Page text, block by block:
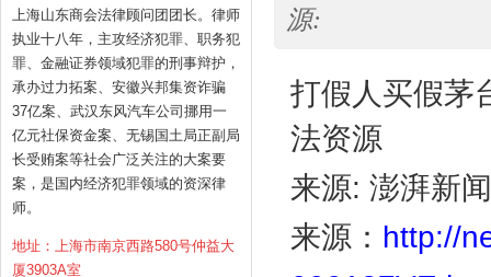
上海山东商会法律顾问团团长。律师
执业十八年，主攻经济犯罪、职务犯
罪、金融证券领域犯罪的刑事辩护，
承办过力拓案、安徽兴邦集资诈骗
37亿案、武汉东风汽车公司挪用一
亿元社保资金案、无锡国土局正副局
长受贿案等社会广泛关注的大案要
案，是国内经济犯罪领域的资深律
师。
地址：上海市南京西路580号仲益大
厦3903A室
源:
打假人买假茅
法资源
来源: 澎湃新闻
来源： http://